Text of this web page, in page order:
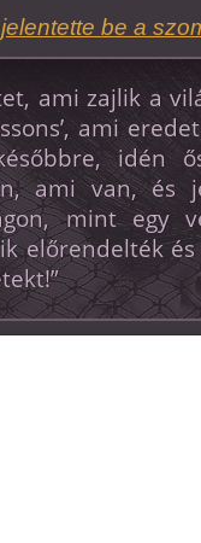
be a
ami zajlik a
ami
idén
ami van, és
mint egy
előrendelték